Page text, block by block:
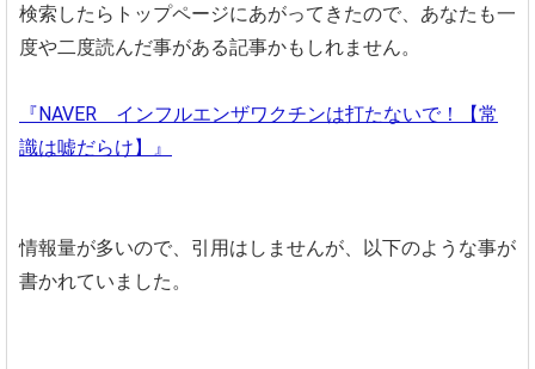
検索したらトップページにあがってきたので、あなたも一
度や二度読んだ事がある記事かもしれません。
『NAVER インフルエンザワクチンは打たないで！【常
識は嘘だらけ】』
情報量が多いので、引用はしませんが、以下のような事が
書かれていました。